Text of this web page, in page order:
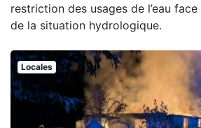
restriction des usages de l’eau
de la situation hydrologique.
Locales